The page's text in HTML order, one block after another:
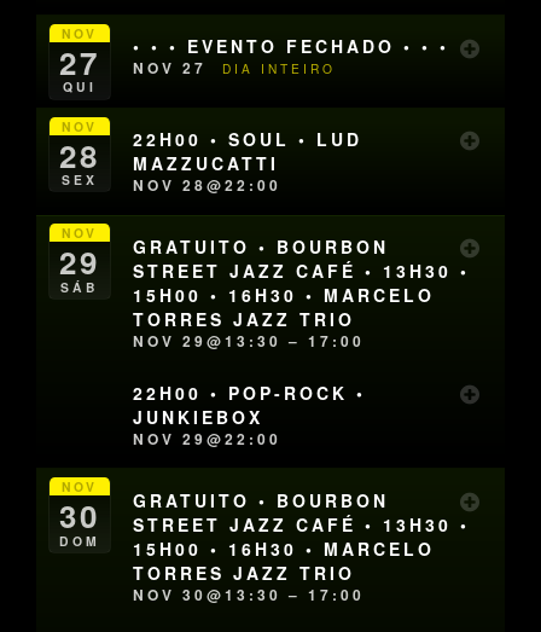
NOV
27
QUI
• • • EVENTO FECHADO • • •
NOV 27 DIA INTEIRO
NOV
28
SEX
22H00 • SOUL • LUD
MAZZUCATTI
NOV 28@22:00
NOV
29
SÁB
GRATUITO • BOURBON
STREET JAZZ CAFÉ • 13H30 •
15H00 • 16H30 • MARCELO
TORRES JAZZ TRIO
NOV 29@13:30 – 17:00
22H00 • POP-ROCK •
JUNKIEBOX
NOV 29@22:00
NOV
30
DOM
GRATUITO • BOURBON
STREET JAZZ CAFÉ • 13H30 •
15H00 • 16H30 • MARCELO
TORRES JAZZ TRIO
NOV 30@13:30 – 17:00